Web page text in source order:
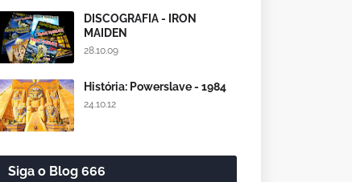
DISCOGRAFIA - IRON
MAIDEN
28.10.09
História: Powerslave - 1984
24.10.12
Siga o Blog 666